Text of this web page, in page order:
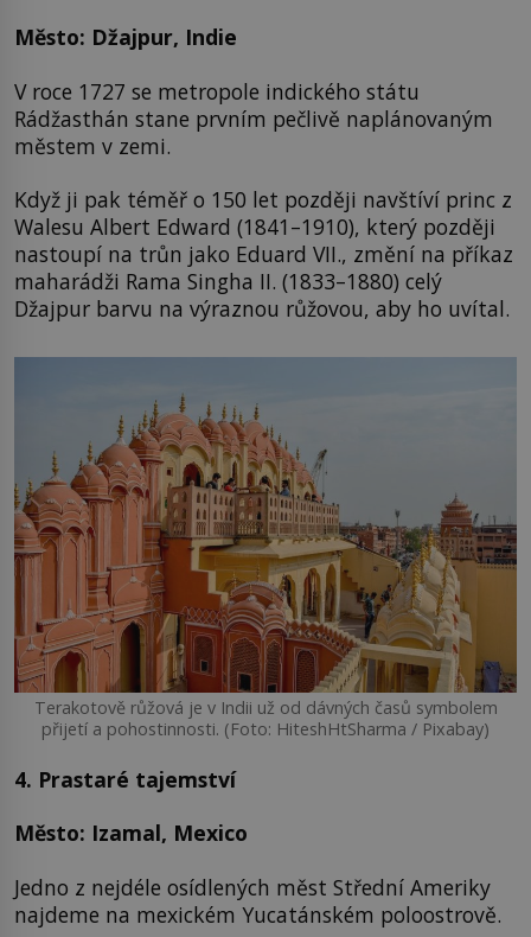
Město: Džajpur, Indie
V roce 1727 se metropole indického státu
Rádžasthán stane prvním pečlivě naplánovaným
městem v zemi.
Když ji pak téměř o 150 let později navštíví princ z
Walesu Albert Edward (1841–1910), který později
nastoupí na trůn jako Eduard VII., změní na příkaz
maharádži Rama Singha II. (1833–1880) celý
Džajpur barvu na výraznou růžovou, aby ho uvítal.
Terakotově růžová je v Indii už od dávných časů symbolem
přijetí a pohostinnosti. (Foto: HiteshHtSharma / Pixabay)
4. Prastaré tajemství
Město: Izamal, Mexico
Jedno z nejdéle osídlených měst Střední Ameriky
najdeme na mexickém Yucatánském poloostrově.